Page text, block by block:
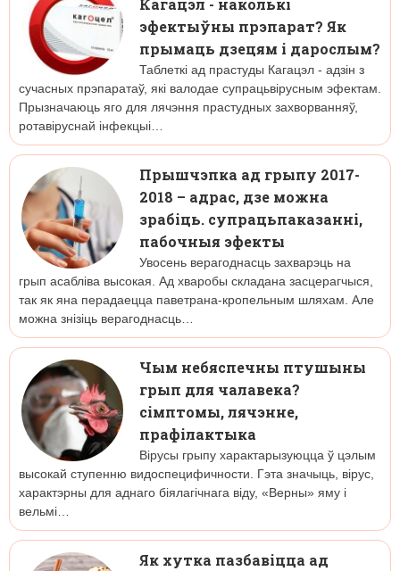
Кагацэл - наколькі
эфектыўны прэпарат? Як
прымаць дзецям і дарослым?
Таблеткі ад прастуды Кагацэл - адзін з
сучасных прэпаратаў, які валодае супрацьвірусным эфектам.
Прызначаюць яго для лячэння прастудных захворванняў,
ротавіруснай інфекцыі…
Прышчэпка ад грыпу 2017-
2018 – адрас, дзе можна
зрабіць. супрацьпаказанні,
пабочныя эфекты
Увосень верагоднасць захварэць на
грып асабліва высокая. Ад хваробы складана засцерагчыся,
так як яна перадаецца паветрана-кропельным шляхам. Але
можна знізіць верагоднасць…
Чым небяспечны птушыны
грып для чалавека?
сімптомы, лячэнне,
прафілактыка
Вірусы грыпу характарызуюцца ў цэлым
высокай ступенню видоспецифичности. Гэта значыць, вірус,
характэрны для аднаго біялагічнага віду, «Верны» яму і
вельмі…
Як хутка пазбавіцца ад